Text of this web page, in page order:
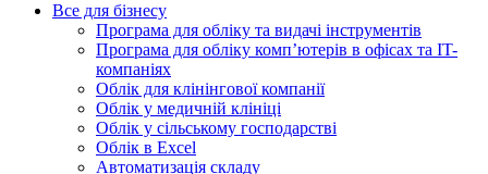
Все для бізнесу
Програма для обліку та видачі інструментів
Програма для обліку комп’ютерів в офісах та IT-
компаніях
Облік для клінінгової компанії
Облік у медичній клініці
Облік у сільському господарстві
Облік в Excel
Автоматизація складу